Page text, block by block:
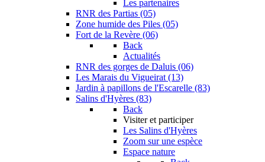
Les partenaires
RNR des Partias (05)
Zone humide des Piles (05)
Fort de la Revère (06)
Back
Actualités
RNR des gorges de Daluis (06)
Les Marais du Vigueirat (13)
Jardin à papillons de l'Escarelle (83)
Salins d'Hyères (83)
Back
Visiter et participer
Les Salins d'Hyères
Zoom sur une espèce
Espace nature